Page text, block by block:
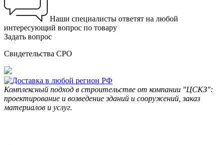
Наши специалисты ответят на любой
интересующий вопрос по товару
Задать вопрос
Свидетельства СРО
Комплексный подход в строительстве от компании "ЦСКЗ":
проектирование и возведение зданий и сооружений, заказ
материалов и услуг.